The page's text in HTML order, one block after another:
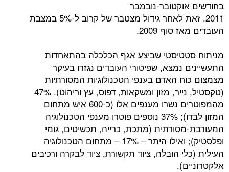
נובמבר
2011. זאת לאחר גידול מצטבר של קרוב ל-5% במצבת
2009.
שביצע אגף הכלכלה בהתאחדות
נמצא, שפיטורי העובדים נגזרו בעיקר
האדם בענפי הטכנולוגיות המסורתיות
(טקסטיל, נייר, מזון ומשקאות, דפוס, עץ וריהוט). 47%
מהמפוטרים נשרו מענפים אלו (כ-600 איש מתחום
המזון לבדו); 37% נוספים פוטרו מענפי הטכנולוגיה
(מתכת, כרייה, תכשיטים, גומי
ופלסטיק); ואילו היתר – 17% – מתחום הטכנולוגיה
הובלה, ציוד תקשורת, ציוד לבקרה ורכיבים